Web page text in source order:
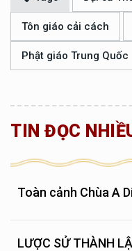
Tôn giáo cải cách
Phật giáo Trung Quốc
TIN ĐỌC
Toàn cảnh Chùa A
LƯỢC SỬ THÀNH